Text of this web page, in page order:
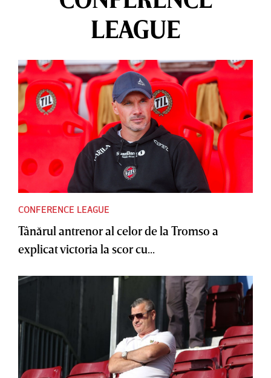
LEAGUE
CONFERENCE LEAGUE
Tânărul antrenor al celor de la Tromso a
explicat victoria la scor cu...